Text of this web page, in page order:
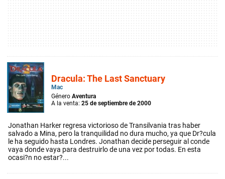
Dracula: The Last Sanctuary
Mac
Género Aventura
A la venta: 25 de septiembre de 2000
Jonathan Harker regresa victorioso de Transilvania tras haber
salvado a Mina, pero la tranquilidad no dura mucho, ya que Dr?cula
le ha seguido hasta Londres. Jonathan decide perseguir al conde
vaya donde vaya para destruirlo de una vez por todas. En esta
ocasi?n no estar?...